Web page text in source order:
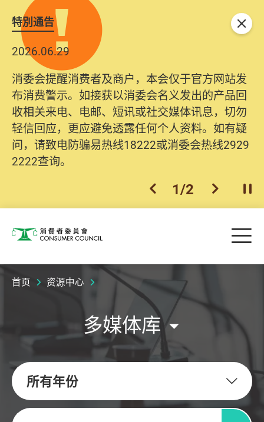
特別通告
2026.06.29
消委会提醒消费者及商户，本会仅于官方网站发
布消费警示。如接获以消委会名义发出的产品回
收相关来电、电邮、短讯或社交媒体讯息，切勿
轻信回应，更应避免透露任何个人资料。如有疑
问，请致电防骗易热线18222或消委会热线2929
2222查询。
2025.10.31
为提升使用者体验及网络安全，本会的投诉处理
系统已经进行升级及推出新功能。由2025年11月
10日起，消费者需要提供基本联络资料（包括姓
名、电邮及电话）注册帐户，才可提交投诉、查
询及建议。所有提交纪录将清晰整合于帐户中，
方便日后作出跟进。
上一个
2/2 下一个开
关闭
消费者委员会 目
首页 资源中心
多媒体库
所有年份
关键字